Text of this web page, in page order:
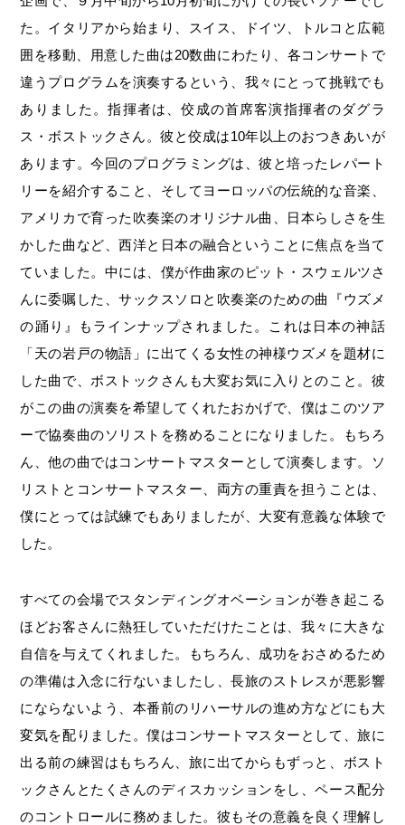
た。イタリアから始まり、スイス、ドイツ、トルコと広範
囲を移動、用意した曲は20数曲にわたり、各コンサートで
違うプログラムを演奏するという、我々にとって挑戦でも
ありました。指揮者は、佼成の首席客演指揮者のダグラ
ス・ボストックさん。彼と佼成は10年以上のおつきあいが
あります。今回のプログラミングは、彼と培ったレパート
リーを紹介すること、そしてヨーロッパの伝統的な音楽、
アメリカで育った吹奏楽のオリジナル曲、日本らしさを生
かした曲など、西洋と日本の融合ということに焦点を当て
ていました。中には、僕が作曲家のピット・スウェルツさ
んに委嘱した、サックスソロと吹奏楽のための曲『ウズメ
の踊り』もラインナップされました。これは日本の神話
「天の岩戸の物語」に出てくる女性の神様ウズメを題材に
した曲で、ボストックさんも大変お気に入りとのこと。彼
がこの曲の演奏を希望してくれたおかげで、僕はこのツア
ーで協奏曲のソリストを務めることになりました。もちろ
ん、他の曲ではコンサートマスターとして演奏します。ソ
リストとコンサートマスター、両方の重責を担うことは、
僕にとっては試練でもありましたが、大変有意義な体験で
した。
すべての会場でスタンディングオベーションが巻き起こる
ほどお客さんに熱狂していただけたことは、我々に大きな
自信を与えてくれました。もちろん、成功をおさめるため
の準備は入念に行ないましたし、長旅のストレスが悪影響
にならないよう、本番前のリハーサルの進め方などにも大
変気を配りました。僕はコンサートマスターとして、旅に
出る前の練習はもちろん、旅に出てからもずっと、ボスト
ックさんとたくさんのディスカッションをし、ペース配分
のコントロールに務めました。彼もその意義を良く理解し